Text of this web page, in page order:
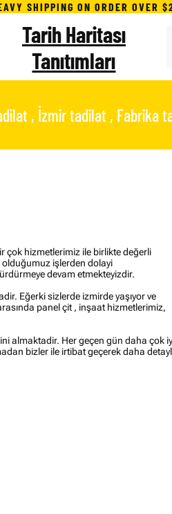
SHIPPING ON ORDER OVER
Tarih Haritası
Tanıtımları
, İzmir tadilat , Fabrika
çok hizmetlerimiz ile birlikte değerli
olduğumuz işlerden dolayi
devam etmekteyizdir.
Eğerki sizlerde izmirde yaşıyor ve
panel çit , inşaat hizmetlerimiz,
almaktadir. Her geçen gün daha çok
bizler ile irtibat geçerek daha